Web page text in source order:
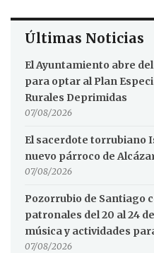
Últimas Noticias
El Ayuntamiento abre
para optar al Plan
Rurales Deprimidas
07/08/2026
El sacerdote torrubiano
nuevo párroco de
07/08/2026
Pozorrubio de Santiago
patronales del 20 al 24
música y actividades
07/08/2026